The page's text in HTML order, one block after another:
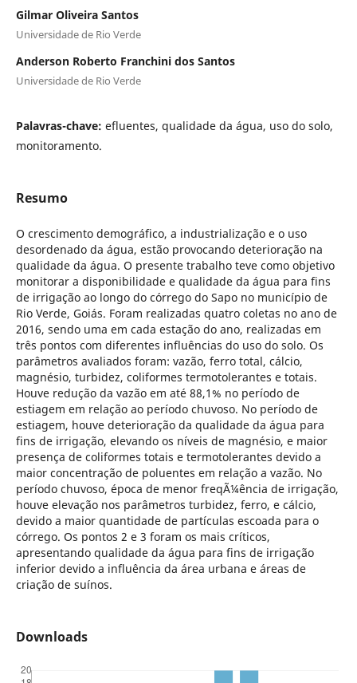
Gilmar Oliveira Santos
Universidade de Rio Verde
Anderson Roberto Franchini dos Santos
Universidade de Rio Verde
Palavras-chave: efluentes, qualidade da água, uso do solo,
monitoramento.
Resumo
O crescimento demográfico, a industrialização e o uso
desordenado da água, estão provocando deterioração na
qualidade da água. O presente trabalho teve como objetivo
monitorar a disponibilidade e qualidade da água para fins
de irrigação ao longo do córrego do Sapo no município de
Rio Verde, Goiás. Foram realizadas quatro coletas no ano de
2016, sendo uma em cada estação do ano, realizadas em
três pontos com diferentes influências do uso do solo. Os
parâmetros avaliados foram: vazão, ferro total, cálcio,
magnésio, turbidez, coliformes termotolerantes e totais.
Houve redução da vazão em até 88,1% no período de
estiagem em relação ao período chuvoso. No período de
estiagem, houve deterioração da qualidade da água para
fins de irrigação, elevando os níveis de magnésio, e maior
presença de coliformes totais e termotolerantes devido a
maior concentração de poluentes em relação a vazão. No
período chuvoso, época de menor freqÃ¼ência de irrigação,
houve elevação nos parâmetros turbidez, ferro, e cálcio,
devido a maior quantidade de partículas escoada para o
córrego. Os pontos 2 e 3 foram os mais críticos,
apresentando qualidade da água para fins de irrigação
inferior devido a influência da área urbana e áreas de
criação de suínos.
Downloads